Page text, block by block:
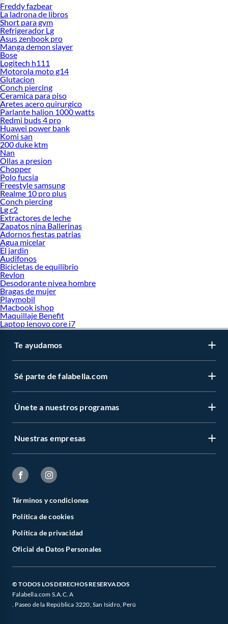
Freddy fazbear
La ladrona de libros
Short para gym
Refrigerador Lg
Asus zenbook pro
Manga demon slayer
Bose
Logitech h111
Motorola moto g14
Glutacion
Conch piercing
Ceramica para piso
Aretes acero quirurgico
Parlante halion 1000 watts
Redmi buds 4 pro
Huawei power bank
Komi san
200 duke ktm
Nan
Ollas a presion
Chopper
Polo fucsia
Freestyle samsung
Realme 10 pro plus
Conch piercing
Lg c2
Extractores de leche
Zapatos nina Ballerinas
Adornos fiestas patrias
Agua micelar
El jardin
Audifonos
Bicicletas de equilibrio
Revlon
Desodorante nivea hombre
Bragas de mujer
Playmobil
Macbook ishop
Maquillaje Benefit
Laptop lenovo core i7
Te ayudamos
Sé parte de falabella.com
Únete a nuestros programas
Nuestras empresas
Términos y condiciones
Política de cookies
Política de privacidad
Oficial de Datos Personales
© TODOS LOS DERECHOS RESERVADOS
Falabella.com S.A.C. A
. Paseo de la República 3220, San Isidro, Perú